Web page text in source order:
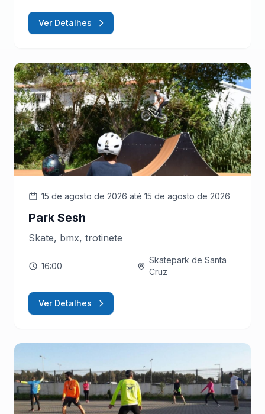
Ver Detalhes
15 de agosto de 2026 até 15 de agosto de 2026
Park Sesh
Skate, bmx, trotinete
16:00
Skatepark de Santa
Cruz
Ver Detalhes